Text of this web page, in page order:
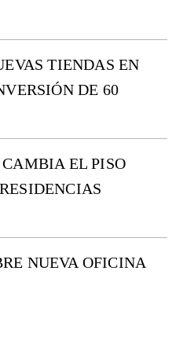
TIENDAS EN
DE 60
EL PISO
NUEVA OFICINA